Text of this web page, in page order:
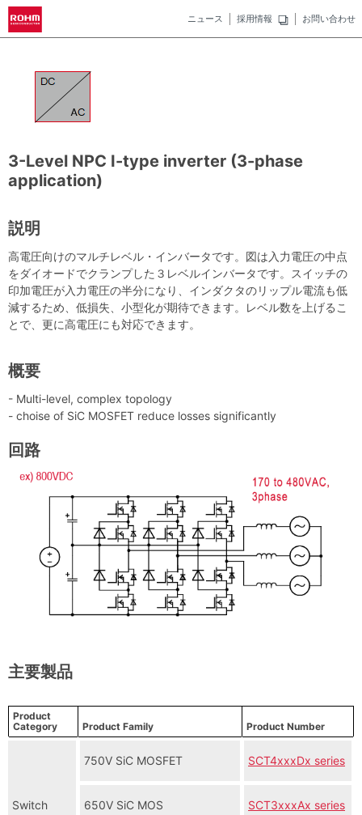
ニュース 採用情報 お問い合わせ
3-Level NPC I-type inverter (3-phase
application)
説明
高電圧向けのマルチレベル・インバータです。図は入力電圧の中点
をダイオードでクランプした３レベルインバータです。スイッチの
印加電圧が入力電圧の半分になり、インダクタのリップル電流も低
減するため、低損失、小型化が期待できます。レベル数を上げるこ
とで、更に高電圧にも対応できます。
概要
- Multi-level, complex topology
- choise of SiC MOSFET reduce losses significantly
回路
主要製品
Product
Category
Product Family Product Number
Switch
750V SiC MOSFET SCT4xxxDx series
650V SiC MOS SCT3xxxAx series